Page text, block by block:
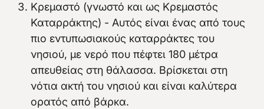
Κρεμαστό (γνωστό και ως Κρεμαστός
Καταρράκτης) - Αυτός είναι ένας από τους
πιο εντυπωσιακούς καταρράκτες του
νησιού, με νερό που πέφτει 180 μέτρα
απευθείας στη θάλασσα. Βρίσκεται στη
νότια ακτή του νησιού και είναι καλύτερα
ορατός από βάρκα.